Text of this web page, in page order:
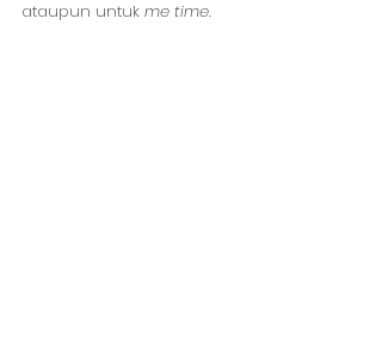
ataupun untuk me time.